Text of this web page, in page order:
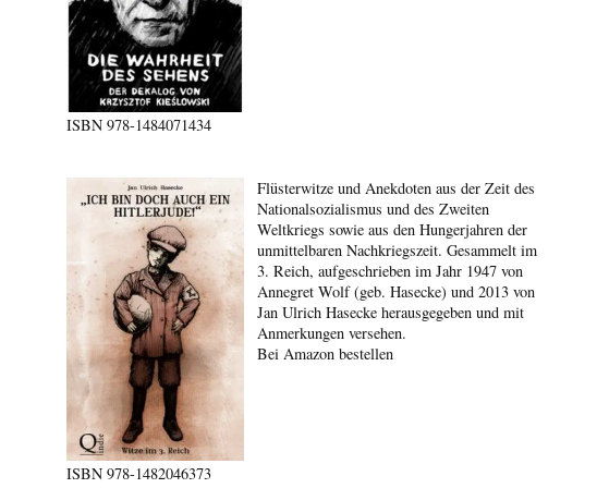
ISBN978-1484071434
ISBN978-1482046373
Flüsterwitze und Anekdoten aus der Zeit des
Nationalsozialismus und des Zweiten
Weltkriegs sowie aus den Hungerjahren der
unmittelbaren Nachkriegszeit. Gesammelt im
3. Reich, aufgeschrieben im Jahr 1947 von
Annegret Wolf (geb. Hasecke) und 2013 von
Jan Ulrich Hasecke herausgegeben und mit
Anmerkungen versehen.
Bei Amazon bestellen